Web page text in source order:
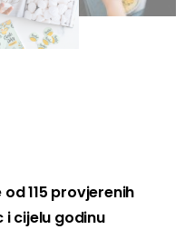
od 115 provjerenih
i cijelu godinu